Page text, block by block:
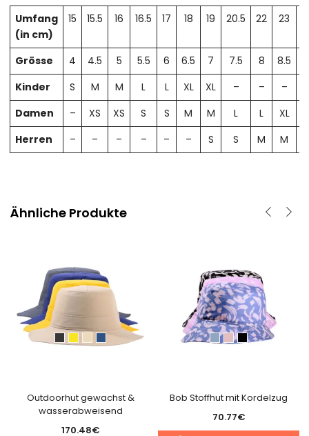
Umfang
(in cm)
15 15.5 16 16.5 17 18 19 20.5 22 23
Grösse 4 4.5 5 5.5 6 6.5 7 7.5 8 8.5
Kinder
S M M L L XL XL – – –
Damen
– XS XS S S M M L L XL
Herren
– – – – – – S S M M
Ähnliche Produkte
Outdoorhut gewachst &
wasserabweisend
170.48€
Bob Stoffhut mit Kordelzug
70.77€